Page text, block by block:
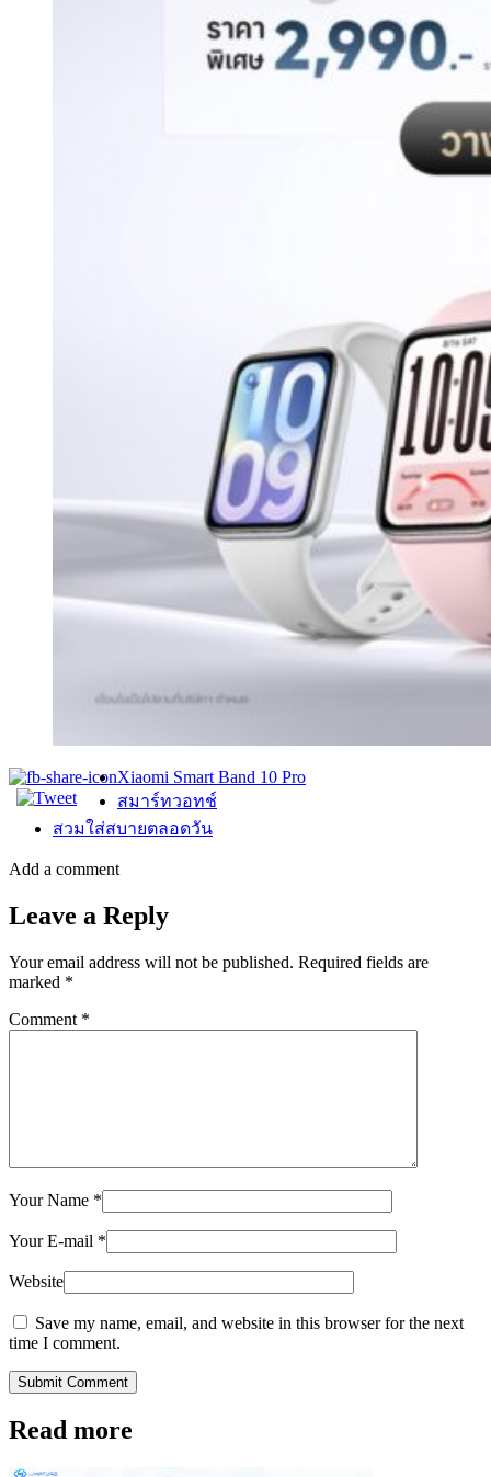
Xiaomi Smart Band 10 Pro
สมาร์ทวอทช์
สวมใส่สบายตลอดวัน
Add a comment
Leave a Reply
Your email address will not be published. Required fields are
marked *
Comment *
Your Name *
Your E-mail *
Website
Save my name, email, and website in this browser for the next
time I comment.
Submit Comment
Read more